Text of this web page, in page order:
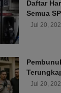
Daftar
Semua
Jul 20,
Jul 20,